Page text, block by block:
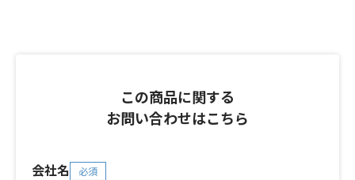
この商品に関する
お問い合わせはこちら
会社名 必須